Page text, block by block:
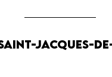
Saint-Jacques-